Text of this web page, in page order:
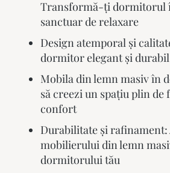
Transformă-ți
sanctuar de relaxare
Design atemporal și
dormitor elegant și
Mobila din lemn masiv în
să creezi un spațiu plin de
confort
Durabilitate și rafinament:
mobilierului din lemn
dormitorului tău